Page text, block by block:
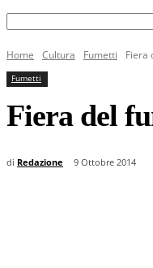
Home Cultura Fumetti Fiera
Fumetti
Fiera del
di Redazione 9 Ottobre 2014